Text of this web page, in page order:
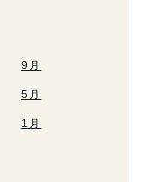
9月
5月
1月